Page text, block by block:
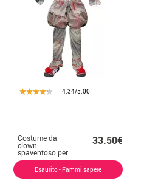
4.34/5.00
Costume da
clown
spaventoso per
bambini
33.50€
Esaurito - Fammi sapere